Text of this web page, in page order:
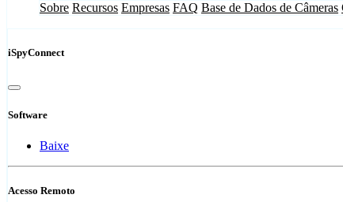
Sobre Recursos Empresas FAQ Base de Dados de Câmeras
iSpyConnect
Software
Baixe
Acesso Remoto